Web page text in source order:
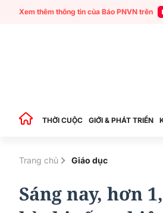
Xem thêm thông tin của Báo PNVN trên
THỜI CUỘC GIỚI & PHÁT TRIỂN
Trang chủ Giáo dục
Sáng nay, hơn